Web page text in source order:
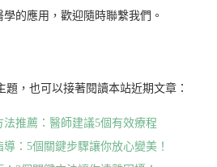
的應用，歡迎隨時聯繫我們。
，也可以接著閱讀本站近期文章：
推薦：醫師建議5個有效療程
：5個關鍵步驟讓你放心變美！